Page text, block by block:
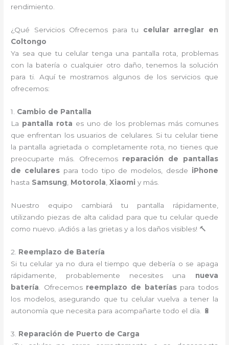
rendimiento.
¿Qué Servicios Ofrecemos para tu celular arreglar en
Coltongo
Ya sea que tu celular tenga una pantalla rota, problemas
con la batería o cualquier otro daño, tenemos la solución
para ti. Aquí te mostramos algunos de los servicios que
ofrecemos:
1. Cambio de Pantalla
La pantalla rota es uno de los problemas más comunes
que enfrentan los usuarios de celulares. Si tu celular tiene
la pantalla agrietada o completamente rota, no tienes que
preocuparte más. Ofrecemos reparación de pantallas
de celularespara todo tipo de modelos, desde iPhone
hasta Samsung Motorola ,Xiaomi y más.
Nuestro equipo cambiará tu pantalla rápidamente,
utilizando piezas de alta calidad para que tu celular quede
como nuevo. ¡Adiós a las grietas y a los daños visibles! 🔨
2. Reemplazo de Batería
Si tu celular ya no dura el tiempo que debería o se apaga
rápidamente, probablemente necesites una nueva
batería . Ofrecemos reemplazo de bateríaspara todos
los modelos, asegurando que tu celular vuelva a tener la
autonomía que necesita para acompañarte todo el día. 🔋
3. Reparación de Puerto de Carga